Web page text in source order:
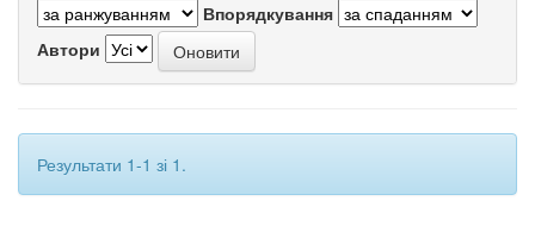
Впорядкування
Автори
Результати 1-1 зі 1.